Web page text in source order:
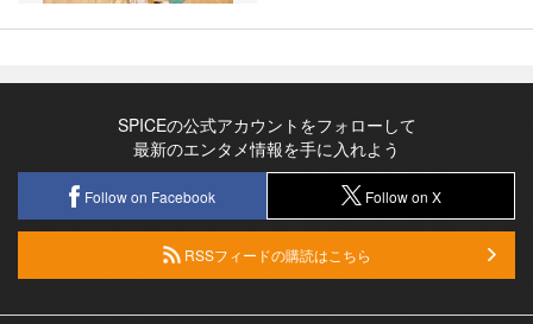
SPICEの公式アカウントをフォローして
最新のエンタメ情報を手に入れよう
Follow on Facebook Follow on X
RSSフィードの購読はこちら